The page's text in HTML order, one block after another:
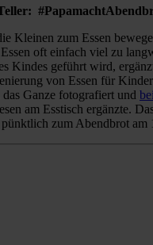
zum Essen
oft einfach viel zu
Kindes geführt wird,
von Essen für
Ganze fotografiert und
am Esstisch ergänzte.
zum Abendbrot am